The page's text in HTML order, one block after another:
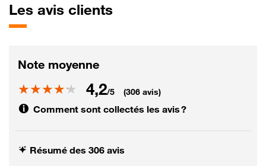
Les avis clients
Note moyenne
Note
4,2/5 (306 avis)
Comment sont collectés les avis ?
Résumé des 306 avis